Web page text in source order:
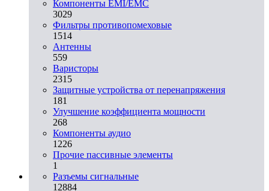
Компоненты EMI/EMC
3029
Фильтры противопомеховые
1514
Антенны
559
Варисторы
2315
Защитные устройства от перенапряжения
181
Улучшение коэффициента мощности
268
Компоненты аудио
1226
Прочие пассивные элементы
1
Разъeмы сигнальные
12884